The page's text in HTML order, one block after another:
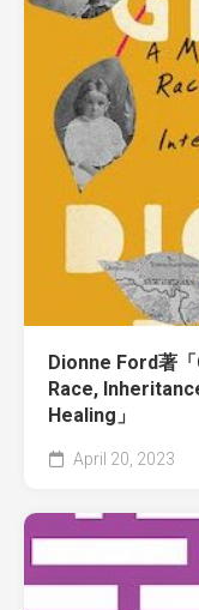
Dionne Ford著
Race,
Healing」
April 20, 2023